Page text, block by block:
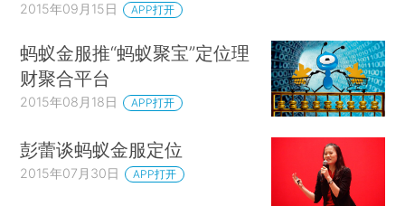
2015年09月15日 APP打开
蚂蚁金服推“蚂蚁聚宝”定位理
财聚合平台
2015年08月18日 APP打开
彭蕾谈蚂蚁金服定位
2015年07月30日 APP打开